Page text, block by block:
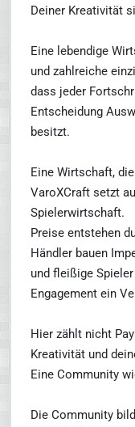
Deiner Kreativität
Eine lebendige
und zahlreiche
dass jeder
Entscheidung
besitzt.
Eine Wirtschaft,
VaroXCraft setzt
Spielerwirtschaft.
Preise entstehen
Händler bauen
und fleißige
Engagement ein
Hier zählt nicht
Kreativität und
Eine Community
Die Community